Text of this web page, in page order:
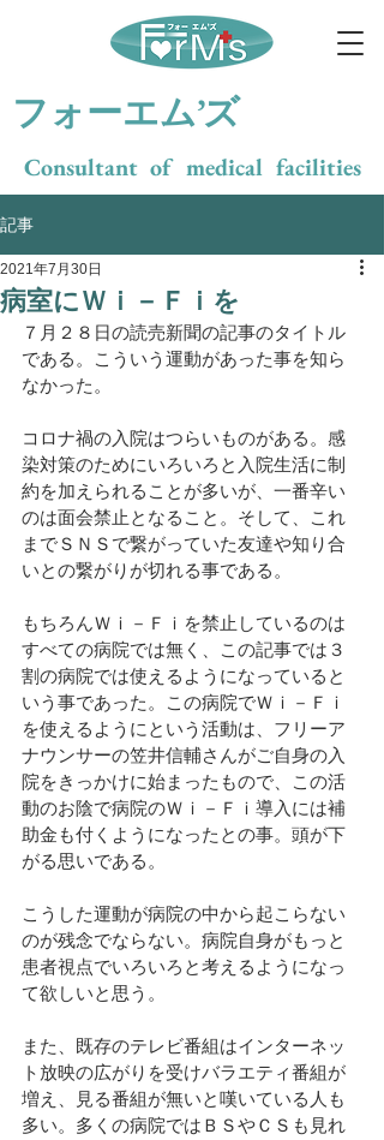
Consultant of medical facilities
​フォーエム’ズ
記事
病室にＷｉ－Ｆｉを
2021年7月30日
７月２８日の読売新聞の記事のタイトル
である。こういう運動があった事を知ら
なかった。
コロナ禍の入院はつらいものがある。感
染対策のためにいろいろと入院生活に制
約を加えられることが多いが、一番辛い
のは面会禁止となること。そして、これ
までＳＮＳで繋がっていた友達や知り合
いとの繋がりが切れる事である。
もちろんＷｉ－Ｆｉを禁止しているのは
すべての病院では無く、この記事では３
割の病院では使えるようになっていると
いう事であった。この病院でＷｉ－Ｆｉ
を使えるようにという活動は、フリーア
ナウンサーの笠井信輔さんがご自身の入
院をきっかけに始まったもので、この活
動のお陰で病院のＷｉ－Ｆｉ導入には補
助金も付くようになったとの事。頭が下
がる思いである。
こうした運動が病院の中から起こらない
のが残念でならない。病院自身がもっと
患者視点でいろいろと考えるようになっ
て欲しいと思う。
また、既存のテレビ番組はインターネッ
ト放映の広がりを受けバラエティ番組が
増え、見る番組が無いと嘆いている人も
多い。多くの病院ではＢＳやＣＳも見れ